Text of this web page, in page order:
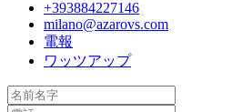
+393884227146
milano@azarovs.com
電報
ワッツアップ